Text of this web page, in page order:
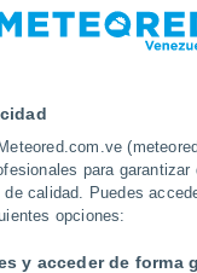
para
calidad. Puedes
opciones:
y acceder de forma